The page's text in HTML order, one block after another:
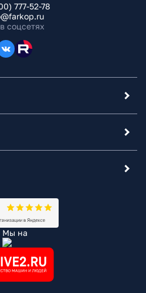
777-52-78
соцсетях
Мы на